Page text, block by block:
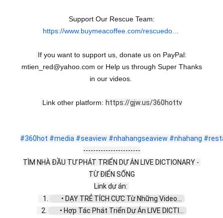
Support Our Rescue Team:
https://www.buymeacoffee.com/rescuedo...
If you want to support us, donate us on PayPal:
mtien_red@yahoo.com or Help us through Super Thanks
in our videos.
Link other platform: https://gjw.us/360hottv
#360hot #media #seaview #nhahangseaview #nhahang
-----------------------
TÌM NHÀ ĐẦU TƯ PHÁT TRIỂN DỰ ÁN LIVE DICTIONARY -
TỪ ĐIỂN SỐNG
Link dự án:
   1.
• DẠY TRẺ TÍCH CỰC Từ Những Video...
   2.
• Hợp Tác Phát Triển Dự Án LIVE DICTI...